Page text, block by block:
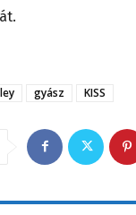
gyász KISS